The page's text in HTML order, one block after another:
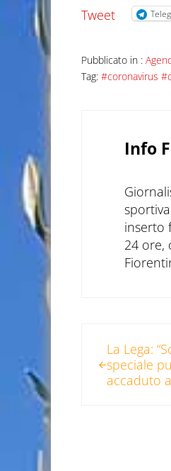
Tweet
Pubblicato in :
Tag: #coronavirus
Info
inserto
24 ore,
La Lega:
speciale
accaduto a